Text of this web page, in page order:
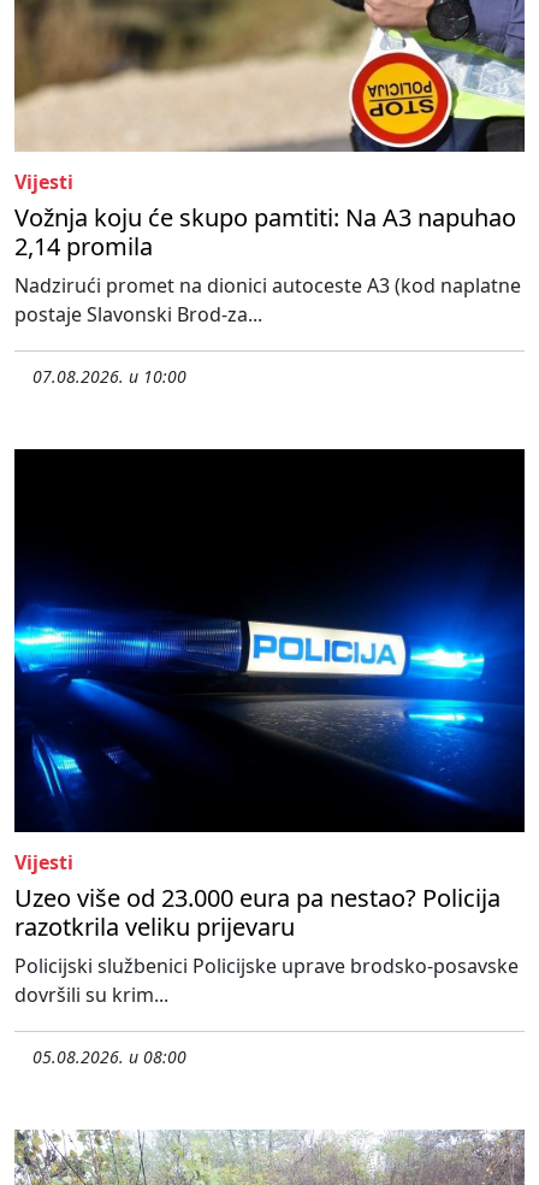
Vijesti
Vožnja koju će skupo pamtiti: Na A3 napuhao
2,14 promila
Nadzirući promet na dionici autoceste A3 (kod naplatne
postaje Slavonski Brod-za...
07.08.2026. u 10:00
Vijesti
Uzeo više od 23.000 eura pa nestao? Policija
razotkrila veliku prijevaru
Policijski službenici Policijske uprave brodsko-posavske
dovršili su krim...
05.08.2026. u 08:00